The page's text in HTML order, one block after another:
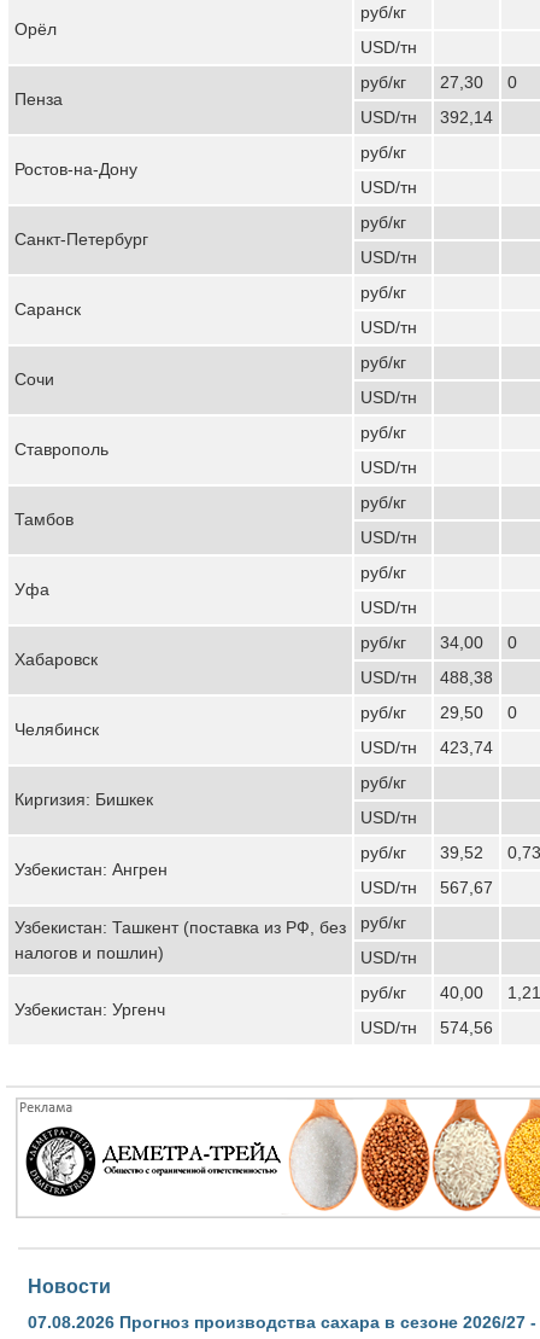
Орёл
руб/кг
USD/тн
Пенза
руб/кг 27,30
0
USD/тн
392,14
Ростов-на-Дону
руб/кг
USD/тн
Санкт-Петербург
руб/кг
USD/тн
Саранск
руб/кг
USD/тн
Сочи
руб/кг
USD/тн
Ставрополь
руб/кг
USD/тн
Тамбов
руб/кг
USD/тн
Уфа
руб/кг
USD/тн
Хабаровск
руб/кг 34,00
0
USD/тн
488,38
Челябинск
руб/кг 29,50
0
USD/тн
423,74
Киргизия: Бишкек
руб/кг
USD/тн
Узбекистан: Ангрен
руб/кг 39,52
0,73
USD/тн
567,67
Узбекистан: Ташкент (поставка из РФ, без
налогов и пошлин)
руб/кг
USD/тн
Узбекистан: Ургенч
руб/кг 40,00
1,21
USD/тн
574,56
Новости
07.08.2026 Прогноз производства сахара в сезоне 2026/